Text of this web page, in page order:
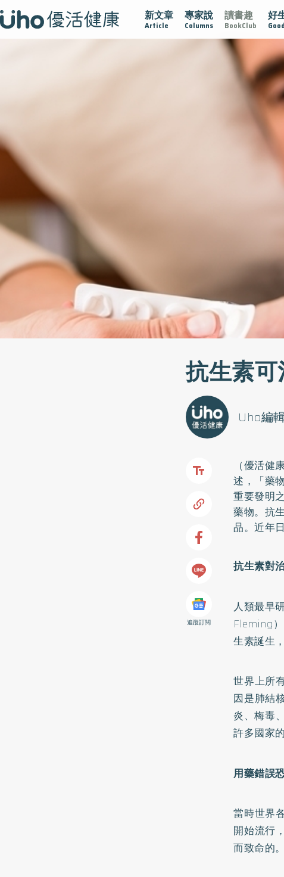
新文章
Article
專家說
Columns
讀書趣
BookClub
好
疫情保衛戰 再生醫學 愛的未來視 認識攝護腺肥大 守
抗生素
Uho編
追蹤訂閱
（優活
述，「藥
重要發明
藥物。抗
品。近年
抗生素對
人類最早
Fleming
生素誕生
世界上所
因是肺結
炎、梅毒
許多國家
用藥錯誤
當時世界
開始流行
而致命的